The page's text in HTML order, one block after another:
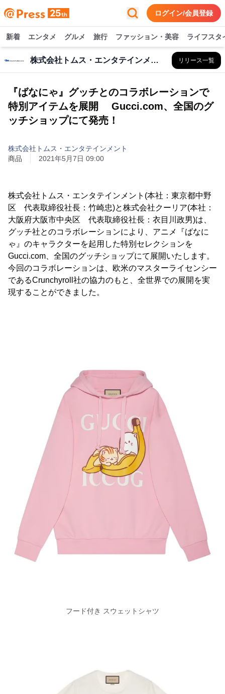
ログイン/会員登録
新着 エンタメ グルメ 旅行 ファッション・美容 ライフスタ
株式会社トムス・エンタテインメント リリース一覧
『ばなにゃ』グッチとのコラボレーションで
特別アイテムを展開 Gucci.com、全国のグ
ッチショップにて発売！
株式会社トムス・エンタテインメント
商品
2021年5月7日 09:00
株式会社トムス・エンタテインメント(本社：東京都中野
区 代表取締役社長：竹崎忠)と株式会社クーリア(本社：
大阪府大阪市中央区 代表取締役社長：衣目川政男)は、
グッチ社とのコラボレーションにより、アニメ『ばなに
ゃ』のキャラクターを起用した特別セレクションを
Gucci.com、全国のグッチショップにて展開いたします。
今回のコラボレーションは、欧米のマスターライセンシー
であるCrunchyroll社の協力のもと、全世界での展開を実
現することができました。
フード付き スウェットシャツ